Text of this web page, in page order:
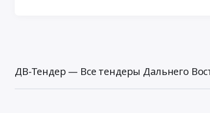
ДВ-Тендер — Все тендеры Дальнего